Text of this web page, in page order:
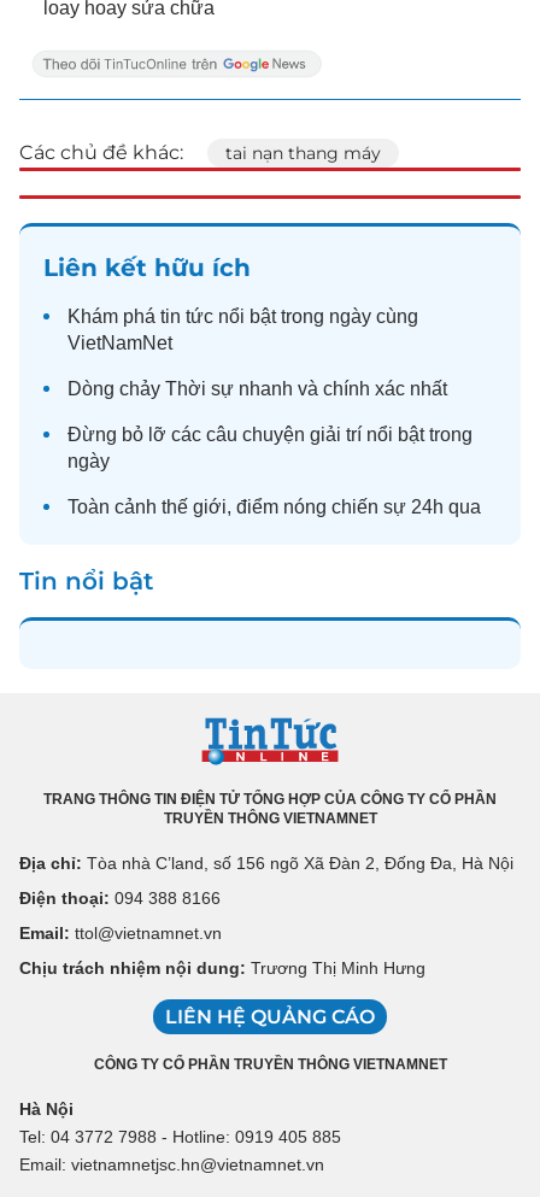
loay hoay sửa chữa
Các chủ đề khác: tai nạn thang máy
Liên kết hữu ích
Khám phá tin tức nổi bật trong ngày cùng
VietNamNet
Dòng chảy Thời sự nhanh và chính xác nhất
Đừng bỏ lỡ các câu chuyện giải trí nổi bật trong
ngày
Toàn cảnh thế giới, điểm nóng chiến sự 24h qua
Tin nổi bật
TRANG THÔNG TIN ĐIỆN TỬ TỔNG HỢP CỦA CÔNG TY CỔ PHẦN
TRUYỀN THÔNG VIETNAMNET
Địa chỉ: Tòa nhà C’land, số 156 ngõ Xã Đàn 2, Đống Đa, Hà Nội
Điện thoại: 094 388 8166
Email: ttol@vietnamnet.vn
Chịu trách nhiệm nội dung: Trương Thị Minh Hưng
LIÊN HỆ QUẢNG CÁO
CÔNG TY CỔ PHẦN TRUYỀN THÔNG VIETNAMNET
Hà Nội
Tel: 04 3772 7988 - Hotline: 0919 405 885
Email: vietnamnetjsc.hn@vietnamnet.vn